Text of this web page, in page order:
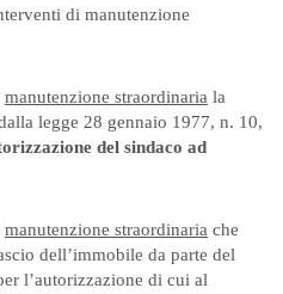
di manutenzione
manutenzione straordinaria la
legge 28 gennaio 1977, n. 10,
del sindaco ad
manutenzione straordinaria che
dell’immobile da parte del
l’autorizzazione di cui al